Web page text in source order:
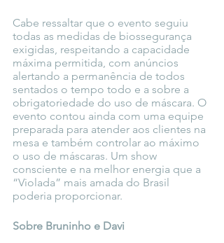
Cabe ressaltar que o evento seguiu
todas as medidas de biossegurança
exigidas, respeitando a capacidade
máxima permitida, com anúncios
alertando a permanência de todos
sentados o tempo todo e a sobre a
obrigatoriedade do uso de máscara. O
evento contou ainda com uma equipe
preparada para atender aos clientes na
mesa e também controlar ao máximo
o uso de máscaras. Um show
consciente e na melhor energia que a
“Violada” mais amada do Brasil
poderia proporcionar.
Sobre Bruninho e Davi